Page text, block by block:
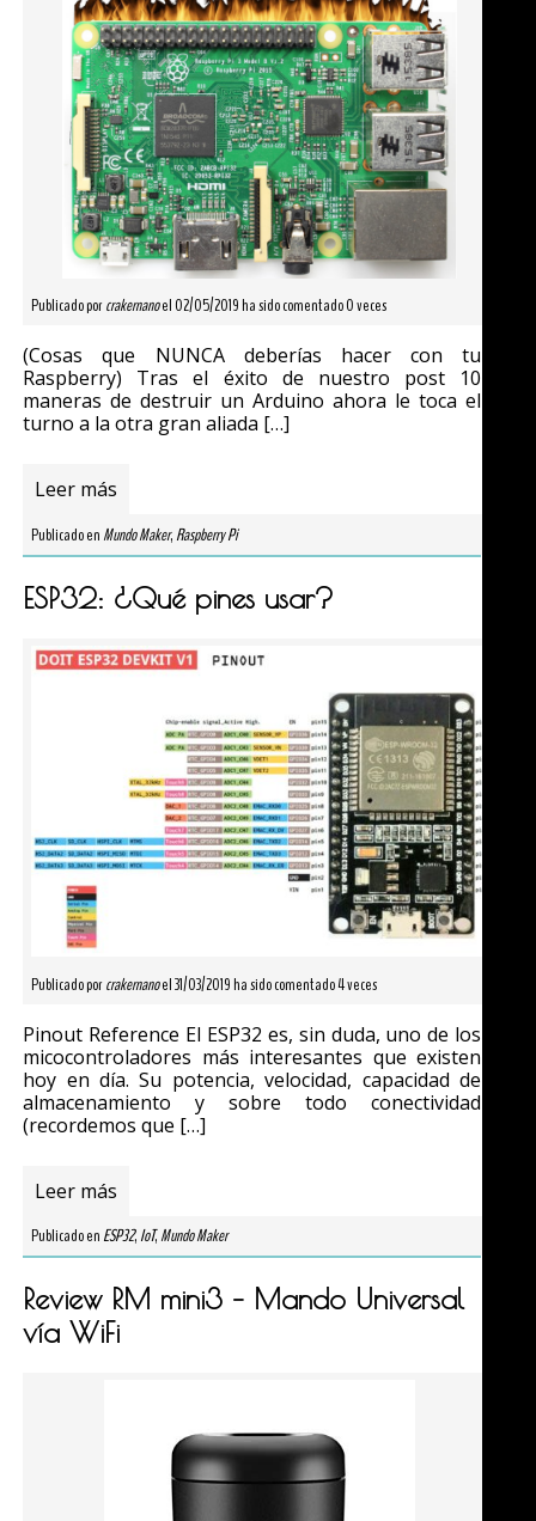
Publicado porcrakernanoel 02/05/2019 ha sido comentado 0 veces
(Cosas que NUNCA deberías hacer con tu
Raspberry) Tras el éxito de nuestro post 10
maneras de destruir un Arduino ahora le toca el
turno a la otra gran aliada […]
Leer más
Publicado en Mundo Maker, Raspberry Pi
ESP32: ¿Qué pines usar?
Publicado porcrakernanoel 31/03/2019 ha sido comentado 4 veces
Pinout Reference El ESP32 es, sin duda, uno de los
micocontroladores más interesantes que existen
hoy en día. Su potencia, velocidad, capacidad de
almacenamiento y sobre todo conectividad
(recordemos que […]
Leer más
Publicado en ESP32, IoT,Mundo Maker
Review RM mini3 – Mando Universal
vía WiFi